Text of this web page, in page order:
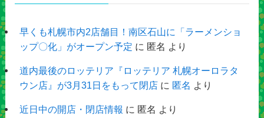
早くも札幌市内2店舗目！南区石山に「ラーメンショ
ップ〇化」がオープン予定 に 匿名 より
道内最後のロッテリア『ロッテリア 札幌オーロラタ
ウン店』が3月31日をもって閉店に 匿名 より
近日中の開店・閉店情報 に 匿名 より